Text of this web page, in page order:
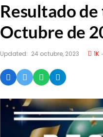
Resultado
Octubre de
Updated: 24 octubre, 2023 1K